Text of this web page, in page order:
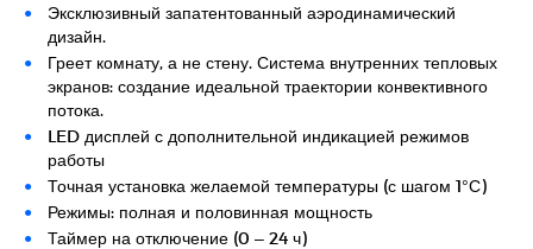
Эксклюзивный запатентованный аэродинамический
дизайн.
Греет комнату, а не стену. Система внутренних тепловых
экранов: создание идеальной траектории конвективного
потока.
LED дисплей с дополнительной индикацией режимов
работы
Точная установка желаемой температуры (с шагом 1°С)
Режимы: полная и половинная мощность
Таймер на отключение (0 – 24 ч)